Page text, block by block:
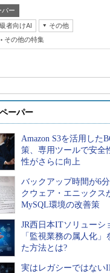
パー
者向けAI
その他
その他の特集
ーパー
Amazon S3を活用した
策、専用ツールで安全
性がさらに向上
バックアップ時間が6
クウェア・エニックス
MySQL環境の改善策
JR西日本ITソリューシ
「監視業務の属人化」
た方法とは?
実はレガシーではない